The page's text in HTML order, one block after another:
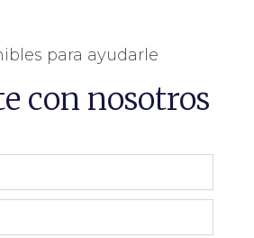
para ayudarle
con nosotros